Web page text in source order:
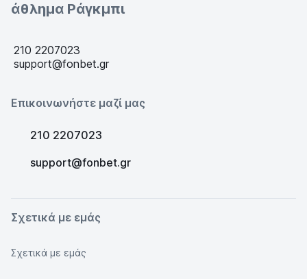
άθλημα Ράγκμπι
210 2207023
support@fonbet.gr
Επικοινωνήστε μαζί μας
210 2207023
support@fonbet.gr
Σχετικά με εμάς
Σχετικά με εμάς